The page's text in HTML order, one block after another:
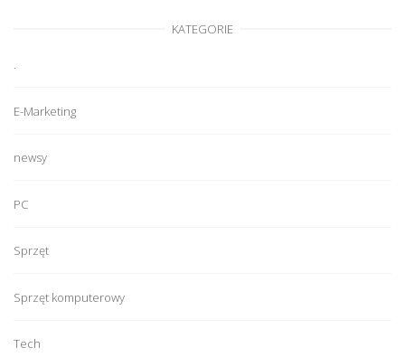
KATEGORIE
.
E-Marketing
newsy
PC
Sprzęt
Sprzęt komputerowy
Tech